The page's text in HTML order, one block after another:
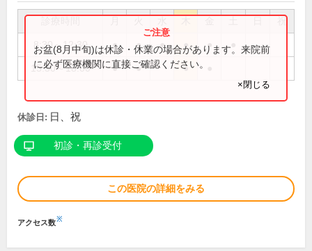
祝
8:30～12:30 ● ● ● ● ●
15:30～18:00 ● ● ●
お盆(8月中旬)は休診・休業の場合があります。来院前
に必ず医療機関に直接ご確認ください。
×閉じる
休診日: 日、祝
初診・再診受付
この医院の詳細をみる
アクセス数※